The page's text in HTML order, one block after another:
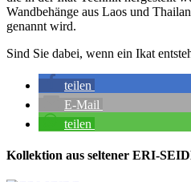
Wandbehänge aus Laos und
genannt wird.
Sind Sie dabei, wenn ein Ikat
teilen
E-Mail
teilen
Kollektion aus seltener ERI-